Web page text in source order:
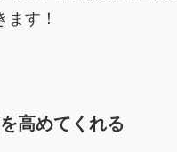
ます！
高めてくれる